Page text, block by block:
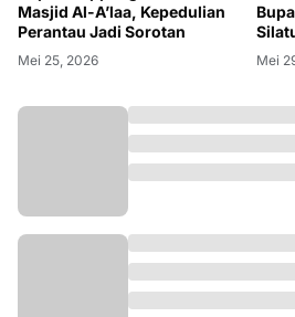
Masjid Al-A’laa, Kepedulian
Perantau Jadi Sorotan
Mei 25, 2026 Mei